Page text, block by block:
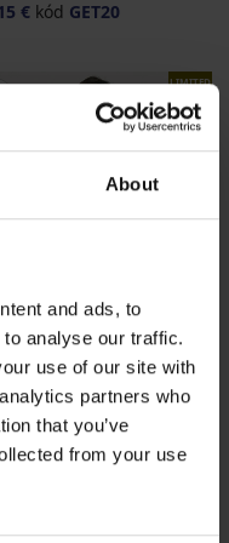
About
and ads, to
analyse our traffic.
use of our site with
partners who
that you’ve
from your use
€ kód GET20
LIMITED
% GET20